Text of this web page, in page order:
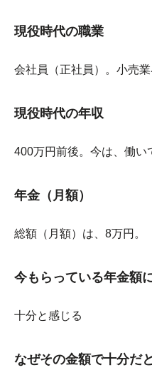
現役時代の職業
会社員（正社員）。小売
現役時代の年収
400万円前後。今は、働い
年金（月額）
総額（月額）は、8万円。
今もらっている年金額
十分と感じる
なぜその金額で十分だ